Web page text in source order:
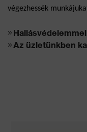
végezhessék
Az üzletünkben